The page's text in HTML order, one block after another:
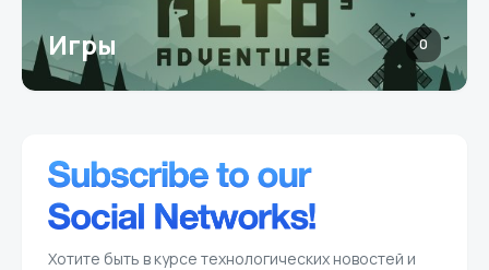
Игры 0
Хотите быть в курсе технологических новостей и